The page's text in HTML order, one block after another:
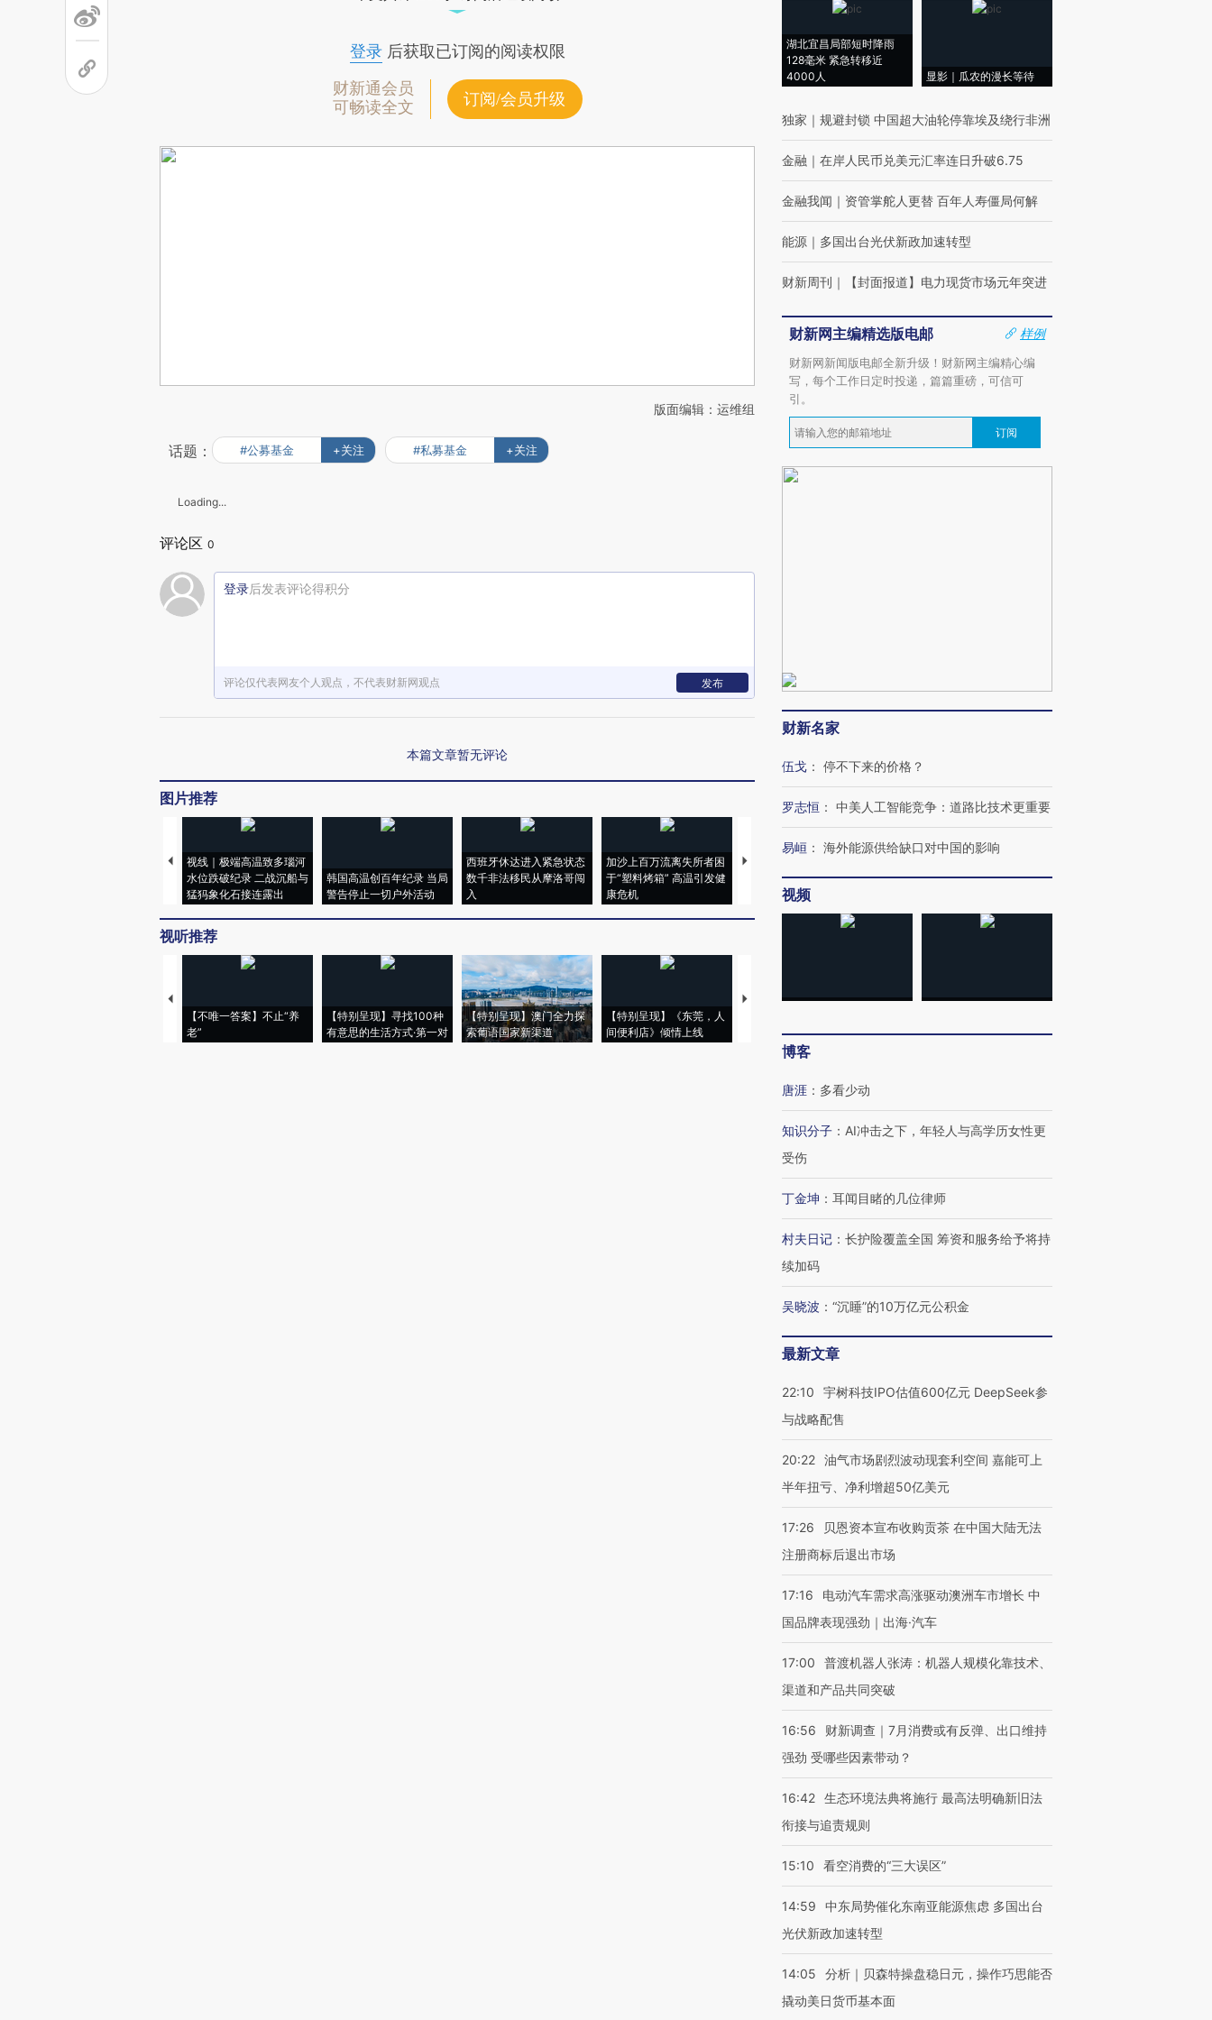
登录后获取已订阅的阅读权限
财新通会员
可畅读全文
订阅/会员升级
版面编辑：运维组
话题： #公募基金 +关注 #私募基金 +关注
Loading...
评论区 0
登录后发表评论得积分
评论仅代表网友个人观点，不代表财新网观点 发布
本篇文章暂无评论
图片推荐
视线｜极端高温致多瑙河
水位跌破纪录 二战沉船与
猛犸象化石接连露出
韩国高温创百年纪录 当局
警告停止一切户外活动
西班牙休达进入紧急状态
数千非法移民从摩洛哥闯
入
加沙上百万流离失所者困
于“塑料烤箱” 高温引发健
康危机
视线｜HYROX的吸金
术：是什么让中产们甘
心“花钱找虐”？
粒摇头丸 尿检体内含3种
度Z世代 用街头抗争将教
视听推荐
【不唯一答案】不止“养
老”
【特别呈现】寻找100种
有意思的生活方式·第一对
【特别呈现】澳门全力探
索葡语国家新渠道
【特别呈现】《东莞，人
间便利店》倾情上线
【推广】走进第四届链博
有意思的生活方式·第三对
【商旅对话】华住集团
住三大增长引擎是什么？
湖北宜昌局部短时降雨
128毫米 紧急转移近
4000人
显影｜瓜农的漫长等待
独家 ｜ 规避封锁 中国超大油轮停靠埃及绕行非洲
金融 ｜ 在岸人民币兑美元汇率连日升破6.75
金融我闻 ｜ 资管掌舵人更替 百年人寿僵局何解
能源 ｜ 多国出台光伏新政加速转型
财新周刊 ｜ 【封面报道】电力现货市场元年突进
财新网主编精选版电邮
样例
财新网新闻版电邮全新升级！财新网主编精心编
写，每个工作日定时投递，篇篇重磅，可信可
引。
订阅
财新名家
伍戈 ： 停不下来的价格？
罗志恒 ： 中美人工智能竞争：道路比技术更重要
易峘 ： 海外能源供给缺口对中国的影响
视频
博客
唐涯 ： 多看少动
知识分子 ： AI冲击之下，年轻人与高学历女性更
受伤
丁金坤 ： 耳闻目睹的几位律师
村夫日记 ： 长护险覆盖全国 筹资和服务给予将持
续加码
吴晓波 ： “沉睡”的10万亿元公积金
最新文章
22:10
宇树科技IPO估值600亿元 DeepSeek参
与战略配售
20:22 油气市场剧烈波动现套利空间 嘉能可上
半年扭亏、净利增超50亿美元
17:26
贝恩资本宣布收购贡茶 在中国大陆无法
注册商标后退出市场
17:16
电动汽车需求高涨驱动澳洲车市增长 中
国品牌表现强劲｜出海·汽车
17:00
普渡机器人张涛：机器人规模化靠技术、
渠道和产品共同突破
16:56
财新调查｜7月消费或有反弹、出口维持
强劲 受哪些因素带动？
16:42 生态环境法典将施行 最高法明确新旧法
衔接与追责规则
15:10 看空消费的“三大误区”
14:59
中东局势催化东南亚能源焦虑 多国出台
光伏新政加速转型
14:05
分析｜贝森特操盘稳日元，操作巧思能否
撬动美日货币基本面